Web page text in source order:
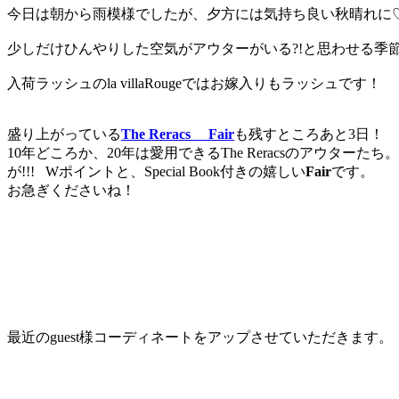
今日は朝から雨模様でしたが、夕方には気持ち良い秋晴れ
少しだけひんやりした空気がアウターがいる?!と思わせる季
入荷ラッシュのla villaRougeではお嫁入りもラッシュです！
盛り上がっているThe Reracs Fairも残すところあと3日！
10年どころか、20年は愛用できるThe Reracsのアウターたち。
が!!! Wポイントと、Special Book付きの嬉しいFairです。
お急ぎくださいね！
最近のguest様コーディネートをアップさせていただきます。